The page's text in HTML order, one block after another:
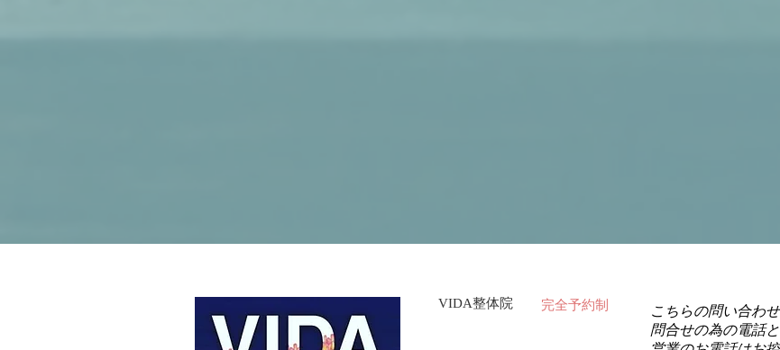
VIDA整体院 完全予約制
こちらの問い合わ
問合せの為の電話